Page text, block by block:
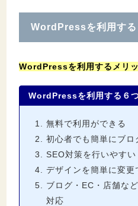
WordPressを利用する
WordPressを利用するメリ
WordPressを利用する６
無料で利用ができる
初心者でも簡単にブロ
SEO対策を行いやすい
デザインを簡単に変更
ブログ・EC・店舗な
対応